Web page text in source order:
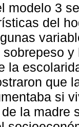
modelo 3
del
la
que
si
la madre